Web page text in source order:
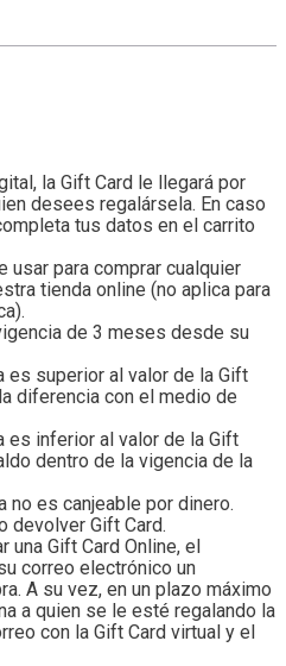
la Gift Card le llegará por
desees regalársela. En caso
tus datos en el carrito
usar para comprar cualquier
tienda online (no aplica para
de 3 meses desde su
es superior al valor de la Gift
diferencia con el medio de
es inferior al valor de la Gift
dentro de la vigencia de la
no es canjeable por dinero.
devolver Gift Card.
una Gift Card Online, el
correo electrónico un
A su vez, en un plazo máximo
a quien se le esté regalando la
con la Gift Card virtual y el